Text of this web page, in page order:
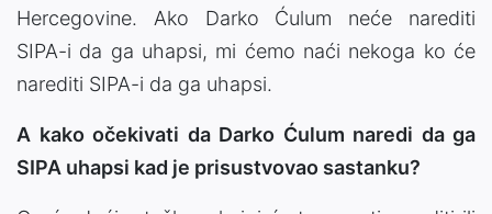
Hercegovine. Ako Darko Ćulum neće narediti
SIPA-i da ga uhapsi, mi ćemo naći nekoga ko će
narediti SIPA-i da ga uhapsi.
A kako očekivati da Darko Ćulum naredi da ga
SIPA uhapsi kad je prisustvovao sastanku?